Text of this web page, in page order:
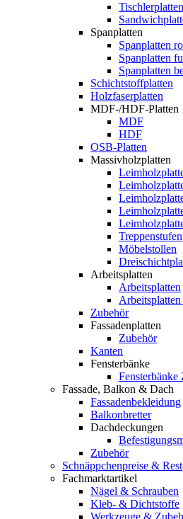
Tischlerplatten
Spanplatten
Spanplatten
Spanplatten
Spanplatten
Schichtstoffplatten
Holzfaserplatten
MDF-/HDF-Platten
MDF
HDF
OSB-Platten
Massivholzplatten
Möbelstollen
Arbeitsplatten
Arbeitsplatten
Zubehör
Fassadenplatten
Zubehör
Kanten
Fensterbänke
Fensterbänke
Fassade, Balkon & Dach
Fassadenbekleidung
Balkonbretter
Dachdeckungen
Zubehör
Schnäppchenpreise &
Fachmarktartikel
Nägel & Schrauben
Kleb- & Dichtstoffe